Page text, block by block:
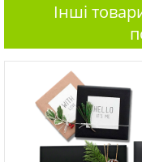
Інші